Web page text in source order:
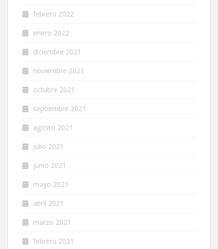
febrero 2022
enero 2022
diciembre 2021
noviembre 2021
octubre 2021
septiembre 2021
agosto 2021
julio 2021
junio 2021
mayo 2021
abril 2021
marzo 2021
febrero 2021